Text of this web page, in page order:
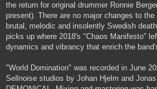
the return for original drummer Ronnie
present). There are no major changes to
brutal, melodic and insolently Swedish
picks up where 2018's "Chaos Manifesto"
dynamics and vibrancy that enrich the
"World Domination" was recorded in June
Sellnoise studios by Johan Hjelm and